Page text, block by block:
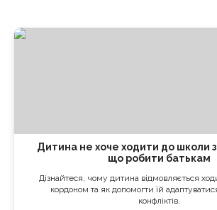
Дитина не хоче ходити до школи
що робити батькам
Дізнайтеся, чому дитина відмовляється
кордоном та як допомогти їй
конфліктів.